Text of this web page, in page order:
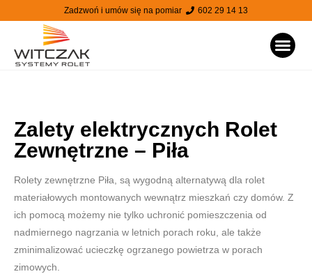
Zadzwoń i umów się na pomiar 602 29 14 13
Zalety elektrycznych Rolet
Zewnętrzne – Piła
Rolety zewnętrzne Piła, są wygodną alternatywą dla rolet
materiałowych montowanych wewnątrz mieszkań czy domów. Z
ich pomocą możemy nie tylko uchronić pomieszczenia od
nadmiernego nagrzania w letnich porach roku, ale także
zminimalizować ucieczkę ogrzanego powietrza w porach
zimowych.